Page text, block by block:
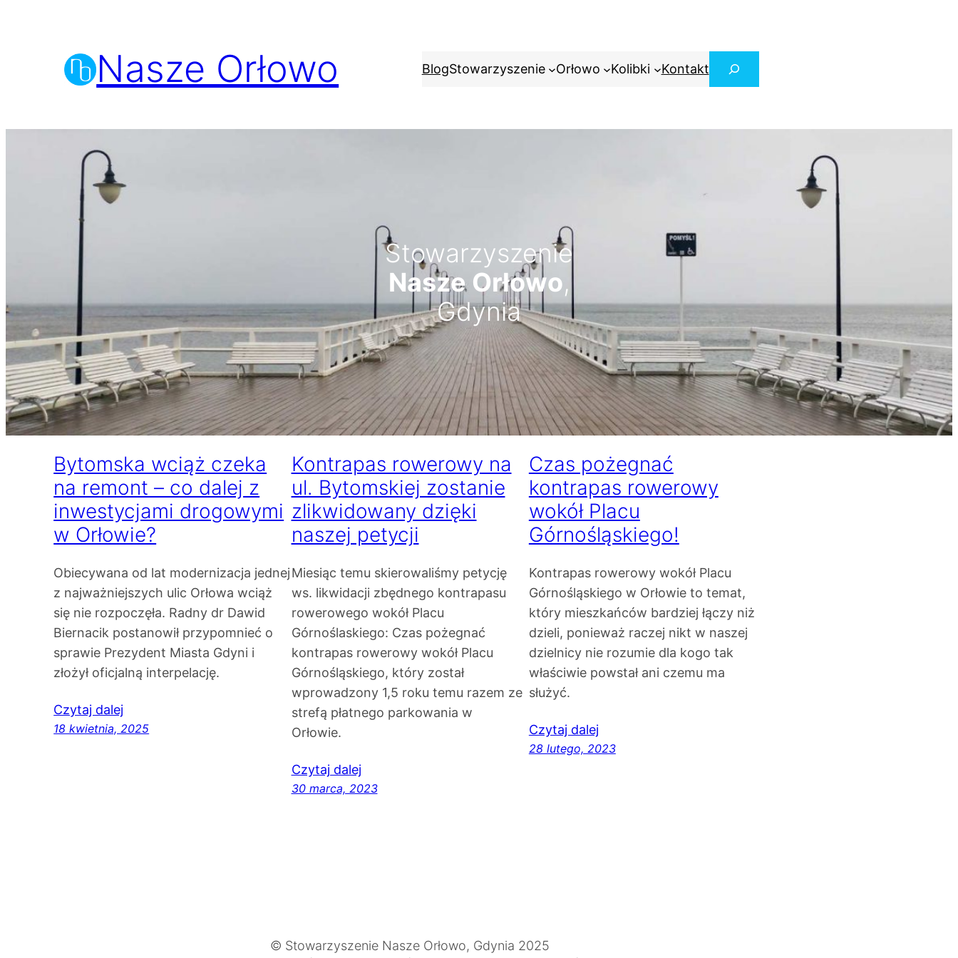
Nasze Orłowo BlogStowarzyszenie Orłowo Kolibki Kontakt
Szukaj
Stowarzyszenie
Nasze Orłowo,
Gdynia
Bytomska wciąż czeka
na remont – co dalej z
inwestycjami drogowymi
w Orłowie?
Obiecywana od lat modernizacja jednej
z najważniejszych ulic Orłowa wciąż
się nie rozpoczęła. Radny dr Dawid
Biernacik postanowił przypomnieć o
sprawie Prezydent Miasta Gdyni i
złożył oficjalną interpelację.
Czytaj dalej
18 kwietnia, 2025
Kontrapas rowerowy na
ul. Bytomskiej zostanie
zlikwidowany dzięki
naszej petycji
Miesiąc temu skierowaliśmy petycję
ws. likwidacji zbędnego kontrapasu
rowerowego wokół Placu
Górnoślaskiego: Czas pożegnać
kontrapas rowerowy wokół Placu
Górnośląskiego, który został
wprowadzony 1,5 roku temu razem ze
strefą płatnego parkowania w
Orłowie.
Czytaj dalej
30 marca, 2023
Czas pożegnać
kontrapas rowerowy
wokół Placu
Górnośląskiego!
Kontrapas rowerowy wokół Placu
Górnośląskiego w Orłowie to temat,
który mieszkańców bardziej łączy niż
dzieli, ponieważ raczej nikt w naszej
dzielnicy nie rozumie dla kogo tak
właściwie powstał ani czemu ma
służyć.
Czytaj dalej
28 lutego, 2023
© Stowarzyszenie Nasze Orłowo, Gdynia 2025